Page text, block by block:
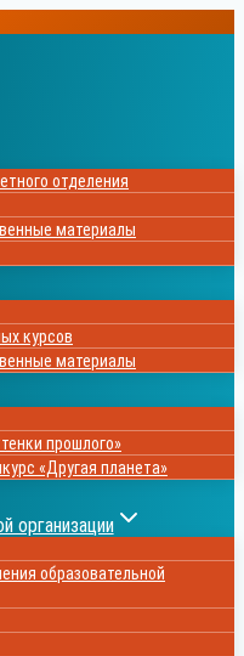
отделения
материалы
курсов
материалы
прошлого»
«Другая планета»
организации
образовательной